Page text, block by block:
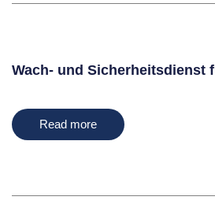
Wach- und Sicherheitsdienst
Read more